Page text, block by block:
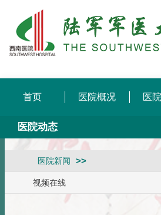
首页 医院概况 医
医院动态
医院新闻
视频在线